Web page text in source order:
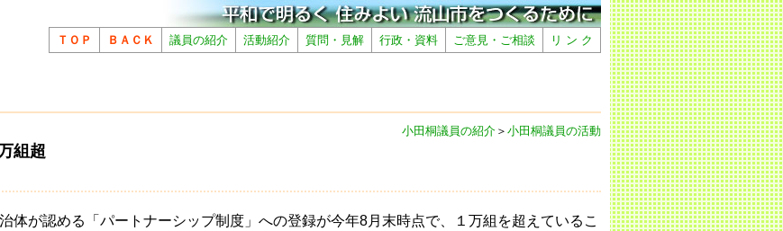
ＴＯＰ ＢＡＣＫ 議員の紹介 活動紹介 質問・見解 行政・資料 ご意見・ご相談 リ ン ク
小田桐議員の紹介 ＞ 小田桐議員の活動
組超
体が認める「パートナーシップ制度」への登録が今年8月末時点で、１万組を超えているこ